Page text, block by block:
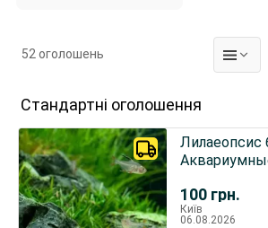
52 оголошень
Стандартні оголошення
100 грн.
Лилаеопсис
Київ
06.08.2026